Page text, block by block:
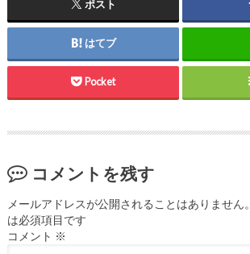
ポスト
はてブ
Pocket
コメントを残す
メールアドレスが公開されることはありません。
は必須項目です
コメント ※